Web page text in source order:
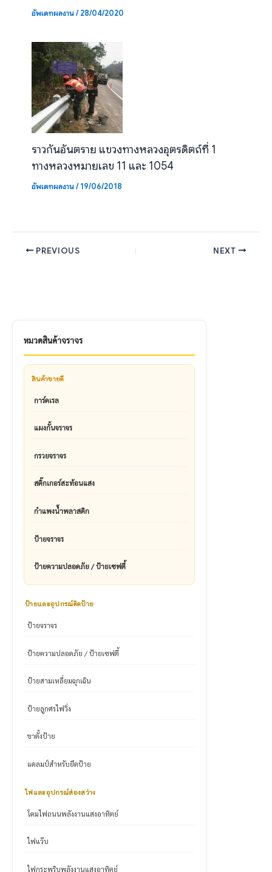
หมวดสินค้าจราจร
สินค้าขายดี
การ์ดเรล
แผงกั้นจราจร
กรวยจราจร
สติ๊กเกอร์สะท้อนแสง
กำแพงน้ำพลาสติก
ป้ายจราจร
ป้ายความปลอดภัย / ป้ายเซฟตี้
ป้ายและอุปกรณ์ติดป้าย
ป้ายจราจร
ป้ายความปลอดภัย / ป้ายเซฟตี้
ป้ายสามเหลี่ยมฉุกเฉิน
ป้ายลูกศรไฟวิ่ง
ขาตั้งป้าย
แคลมป์สำหรับยึดป้าย
ไฟและอุปกรณ์ส่องสว่าง
โคมไฟถนนพลังงานแสงอาทิตย์
ไฟแว๊บ
ไฟกระพริบพลังงานแสงอาทิตย์
อัพเดทผลงาน/28/04/2020
ราวกันอันตราย แขวงทางหลวงอุตรดิตถ์ที่ 1
ทางหลวงหมายเลข 11 และ 1054
อัพเดทผลงาน/19/06/2018
PREVIOUS NEXT